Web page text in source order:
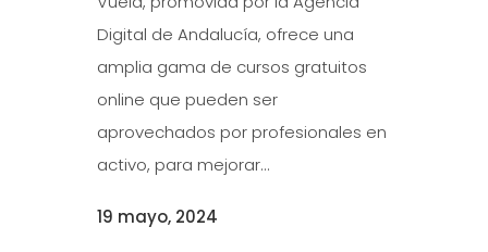
Digital de Andalucía, ofrece una
amplia gama de cursos gratuitos
online que pueden ser
aprovechados por profesionales en
activo, para mejorar...
19 mayo, 2024